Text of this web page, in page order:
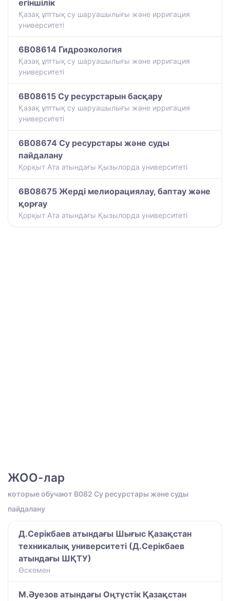
егіншілік
​Қазақ ұлттық су шаруашылығы және ирригация
университеті
6B08614 Гидроэкология
​Қазақ ұлттық су шаруашылығы және ирригация
университеті
6B08615 Су ресурстарын басқару
​Қазақ ұлттық су шаруашылығы және ирригация
университеті
6B08674 Су ресурстары және суды
пайдалану
Қорқыт Ата атындағы Қызылорда университеті
6B08675 Жерді мелиорациялау, баптау және
қорғау
Қорқыт Ата атындағы Қызылорда университеті
ЖОО-лар
которые обучают B082 Су ресурстары және суды
пайдалану
Д.Серікбаев атындағы Шығыс Қазақстан
техникалық университеті (Д.Серікбаев
атындағы ШҚТУ)
Өскемен
М.Әуезов атындағы Оңтүстік Қазақстан